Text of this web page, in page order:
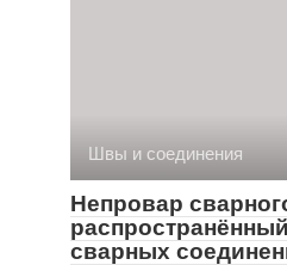
Швы и соединения
Непровар
сварных